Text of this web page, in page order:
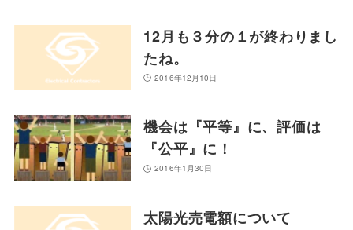
12月も３分の１が終わりまし
たね。
2016年12月10日
機会は『平等』に、評価は
『公平』に！
2016年1月30日
太陽光売電額について